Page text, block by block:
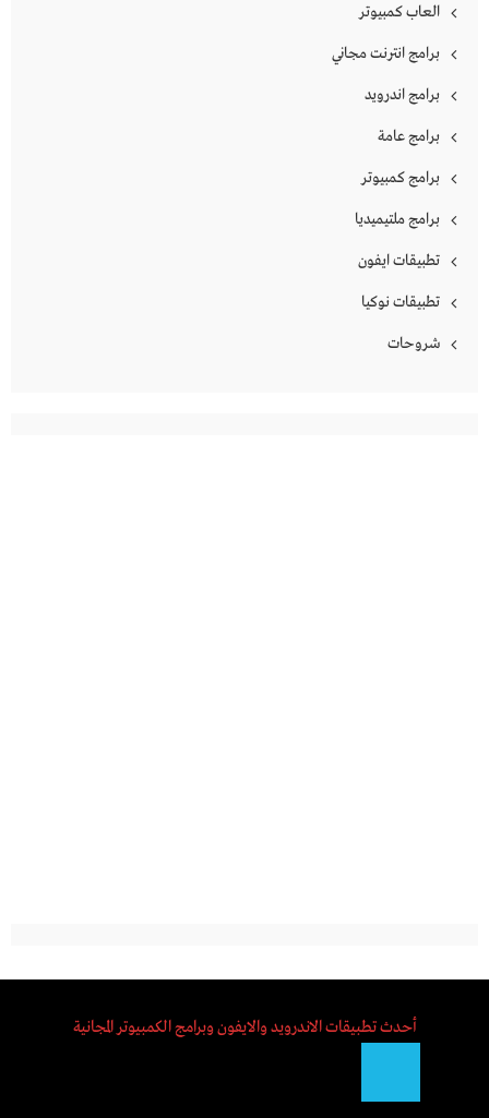
العاب كمبيوتر
برامج انترنت مجاني
برامج اندرويد
برامج عامة
برامج كمبيوتر
برامج ملتيميديا
تطبيقات ايفون
تطبيقات نوكيا
شروحات
أحدث تطبيقات الاندرويد والايفون وبرامج الكمبيوتر المجانية